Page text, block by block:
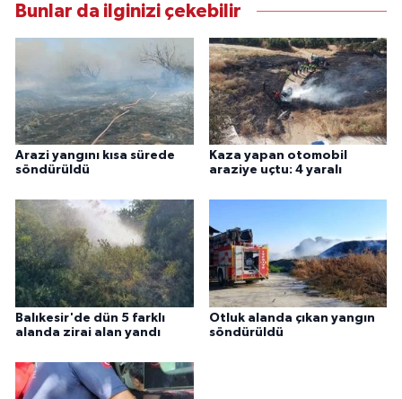
Bunlar da ilginizi çekebilir
Arazi yangını kısa sürede
söndürüldü
Kaza yapan otomobil
araziye uçtu: 4 yaralı
Balıkesir'de dün 5 farklı
alanda zirai alan yandı
Otluk alanda çıkan yangın
söndürüldü